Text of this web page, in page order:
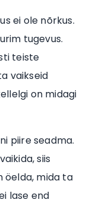
ei ole nõrkus.
tugevus.
teiste
vaikseid
on midagi
piire seadma.
siis
öelda, mida ta
lase end